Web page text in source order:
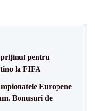
pentru
la FIFA
Europene
Bonusuri de